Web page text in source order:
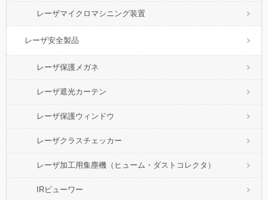
レーザマイクロマシニング装置
レーザ安全製品
レーザ保護メガネ
レーザ遮光カーテン
レーザ保護ウィンドウ
レーザクラスチェッカー
レーザ加工用集塵機（ヒューム・ダストコレクタ）
IRビューワー